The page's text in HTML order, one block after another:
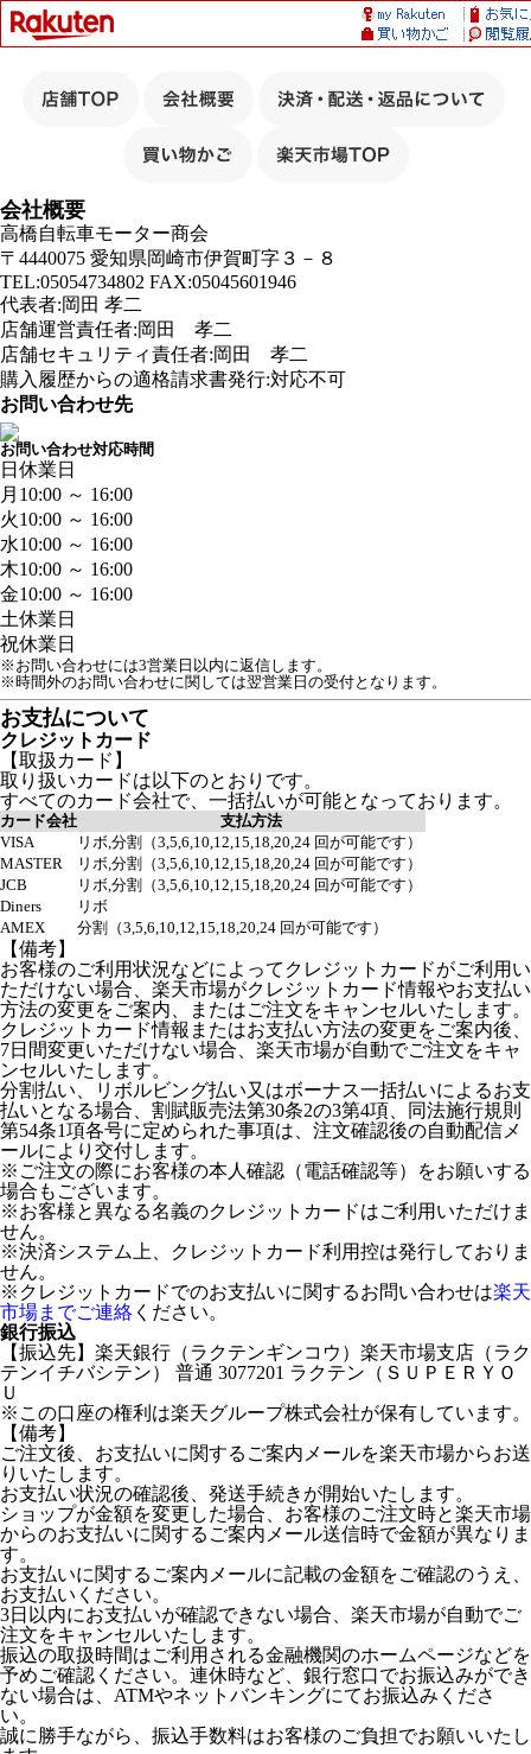
会社概要
高橋自転車モーター商会
〒4440075 愛知県岡崎市伊賀町字３－８
TEL:05054734802 FAX:05045601946
代表者:岡田 孝二
店舗運営責任者:岡田 孝二
店舗セキュリティ責任者:岡田 孝二
購入履歴からの適格請求書発行:対応不可
お問い合わせ先
お問い合わせ対応時間
日 休業日
月 10:00 ～ 16:00
火10:00 ～ 16:00
水10:00 ～ 16:00
木10:00 ～ 16:00
金10:00 ～ 16:00
土休業日
祝休業日
※お問い合わせには3営業日以内に返信します。
※時間外のお問い合わせに関しては翌営業日の受付となります。
お支払について
クレジットカード
【取扱カード】
取り扱いカードは以下のとおりです。
すべてのカード会社で、一括払いが可能となっております。
カード会社
支払方法
VISA
リボ,分割（3,5,6,10,12,15,18,20,24 回が可能です）
MASTER
リボ,分割（3,5,6,10,12,15,18,20,24 回が可能です）
JCB
リボ,分割（3,5,6,10,12,15,18,20,24 回が可能です）
Diners
リボ
AMEX
分割（3,5,6,10,12,15,18,20,24 回が可能です）
【備考】
お客様のご利用状況などによってクレジットカードがご利用い
ただけない場合、楽天市場がクレジットカード情報やお支払い
方法の変更をご案内、またはご注文をキャンセルいたします。
クレジットカード情報またはお支払い方法の変更をご案内後、
7日間変更いただけない場合、楽天市場が自動でご注文をキャ
ンセルいたします。
分割払い、リボルビング払い又はボーナス一括払いによるお支
払いとなる場合、割賦販売法第30条2の3第4項、同法施行規則
第54条1項各号に定められた事項は、注文確認後の自動配信メ
ールにより交付します。
※ご注文の際にお客様の本人確認（電話確認等）をお願いする
場合もございます。
※お客様と異なる名義のクレジットカードはご利用いただけま
せん。
※決済システム上、クレジットカード利用控は発行しておりま
せん。
※クレジットカードでのお支払いに関するお問い合わせは楽天
市場までご連絡 ください。
銀行振込
【振込先】楽天銀行（ラクテンギンコウ）楽天市場支店（ラク
テンイチバシテン） 普通 3077201 ラクテン（ＳＵＰＥＲＹＯ
Ｕ
※この口座の権利は楽天グループ株式会社が保有しています。
【備考】
ご注文後、お支払いに関するご案内メールを楽天市場からお送
りいたします。
お支払い状況の確認後、発送手続きが開始いたします。
ショップが金額を変更した場合、お客様のご注文時と楽天市場
からのお支払いに関するご案内メール送信時で金額が異なりま
す。
お支払いに関するご案内メールに記載の金額をご確認のうえ、
お支払いください。
3日以内にお支払いが確認できない場合、楽天市場が自動でご
注文をキャンセルいたします。
振込の取扱時間はご利用される金融機関のホームページなどを
予めご確認ください。連休時など、銀行窓口でお振込みができ
ない場合は、ATMやネットバンキングにてお振込みくださ
い。
誠に勝手ながら、振込手数料はお客様のご負担でお願いいたし